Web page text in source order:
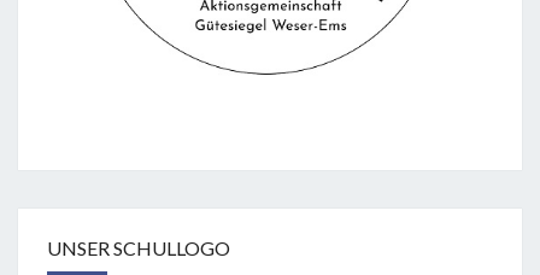
UNSER SCHULLOGO